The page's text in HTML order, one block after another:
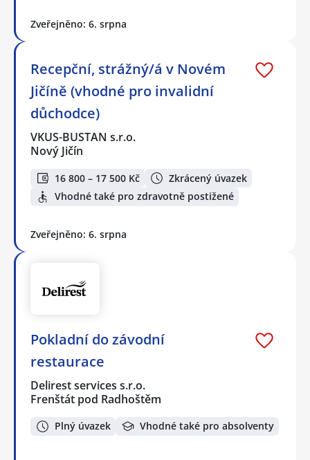
Zveřejněno: 6. srpna
Recepční, strážný/á v Novém
Jičíně (vhodné pro invalidní
důchodce)
VKUS-BUSTAN s.r.o.
Nový Jičín
16 800 – 17 500 Kč
Zkrácený úvazek
Vhodné také pro zdravotně postižené
Zveřejněno: 6. srpna
Pokladní do závodní
restaurace
Delirest services s.r.o.
Frenštát pod Radhoštěm
Plný úvazek Vhodné také pro absolventy